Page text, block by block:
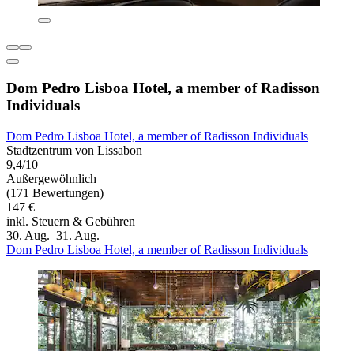
Dom Pedro Lisboa Hotel, a member of Radisson
Individuals
Dom Pedro Lisboa Hotel, a member of Radisson Individuals
Stadtzentrum von Lissabon
9,4/10
Außergewöhnlich
(171 Bewertungen)
147 €
inkl. Steuern & Gebühren
30. Aug.–31. Aug.
Dom Pedro Lisboa Hotel, a member of Radisson Individuals